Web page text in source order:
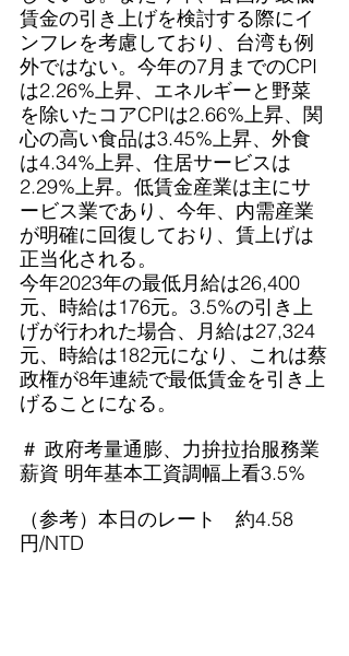
賃金の引き上げを検討する際にイ
ンフレを考慮しており、台湾も例
外ではない。今年の7月までのCPI
は2.26%上昇、エネルギーと野菜
を除いたコアCPIは2.66%上昇、関
心の高い食品は3.45%上昇、外食
は4.34%上昇、住居サービスは
2.29%上昇。低賃金産業は主にサ
ービス業であり、今年、内需産業
が明確に回復しており、賃上げは
正当化される。
今年2023年の最低月給は26,400
元、時給は176元。3.5%の引き上
げが行われた場合、月給は27,324
元、時給は182元になり、これは蔡
政権が8年連続で最低賃金を引き上
げることになる。
＃ 政府考量通膨、力拚拉抬服務業
薪資 明年基本工資調幅上看3.5%
（参考）本日のレート　約4.58
円/NTD